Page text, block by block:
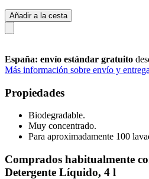
Añadir a la cesta
España: envío estándar gratuito
Más información sobre envío y entrega
Propiedades
Biodegradable.
Muy concentrado.
Para aproximadamente 100
Comprados habitualmente
Detergente Líquido, 4 l